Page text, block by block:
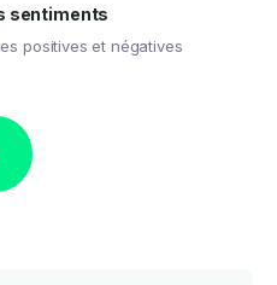
sentiments
positives et négatives